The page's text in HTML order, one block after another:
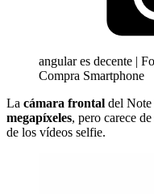
angular es decente |
Compra Smartphone
La cámara frontal del Note
megapíxeles, pero carece
de los vídeos selfie.